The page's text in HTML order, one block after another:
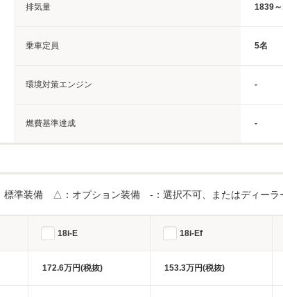
排気量 1839
乗車定員 5名
環境対策エンジン -
燃費基準達成 -
標準装備 △：オプション装備 -：選択不可、またはディーラ
18i-E 18i-Ef
172.6万円(税抜) 153.3万円(税抜)